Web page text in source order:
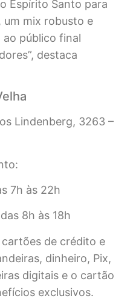
Espírito Santo para
um mix robusto e
público final
destaca
Lindenberg, 3263 –
7h às 22h
8h às 18h
de crédito e
dinheiro, Pix,
digitais e o cartão
exclusivos.